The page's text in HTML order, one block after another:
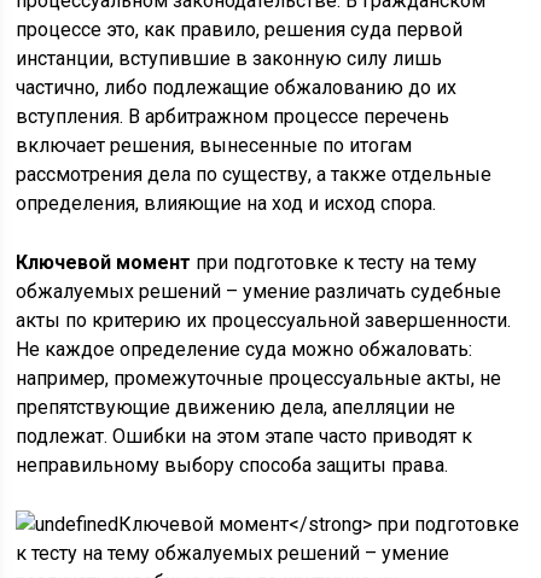
Ключевой момент при подготовке к тесту на тему
обжалуемых решений – умение различать судебные
акты по критерию их процессуальной завершенности.
Не каждое определение суда можно обжаловать:
например, промежуточные процессуальные акты, не
препятствующие движению дела, апелляции не
подлежат. Ошибки на этом этапе часто приводят к
неправильному выбору способа защиты права.